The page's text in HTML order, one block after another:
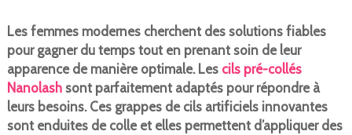
Les femmes modernes cherchent des solutions fiables
pour gagner du temps tout en prenant soin de leur
apparence de manière optimale. Les cils pré-collés
Nanolashsont parfaitement adaptés pour répondre à
leurs besoins. Ces grappes de cils artificiels innovantes
sont enduites de colle et elles permettent d’appliquer des